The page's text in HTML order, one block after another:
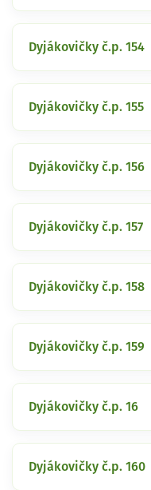
Dyjákovičky č.p. 154
Dyjákovičky č.p. 155
Dyjákovičky č.p. 156
Dyjákovičky č.p. 157
Dyjákovičky č.p. 158
Dyjákovičky č.p. 159
Dyjákovičky č.p. 16
Dyjákovičky č.p. 160